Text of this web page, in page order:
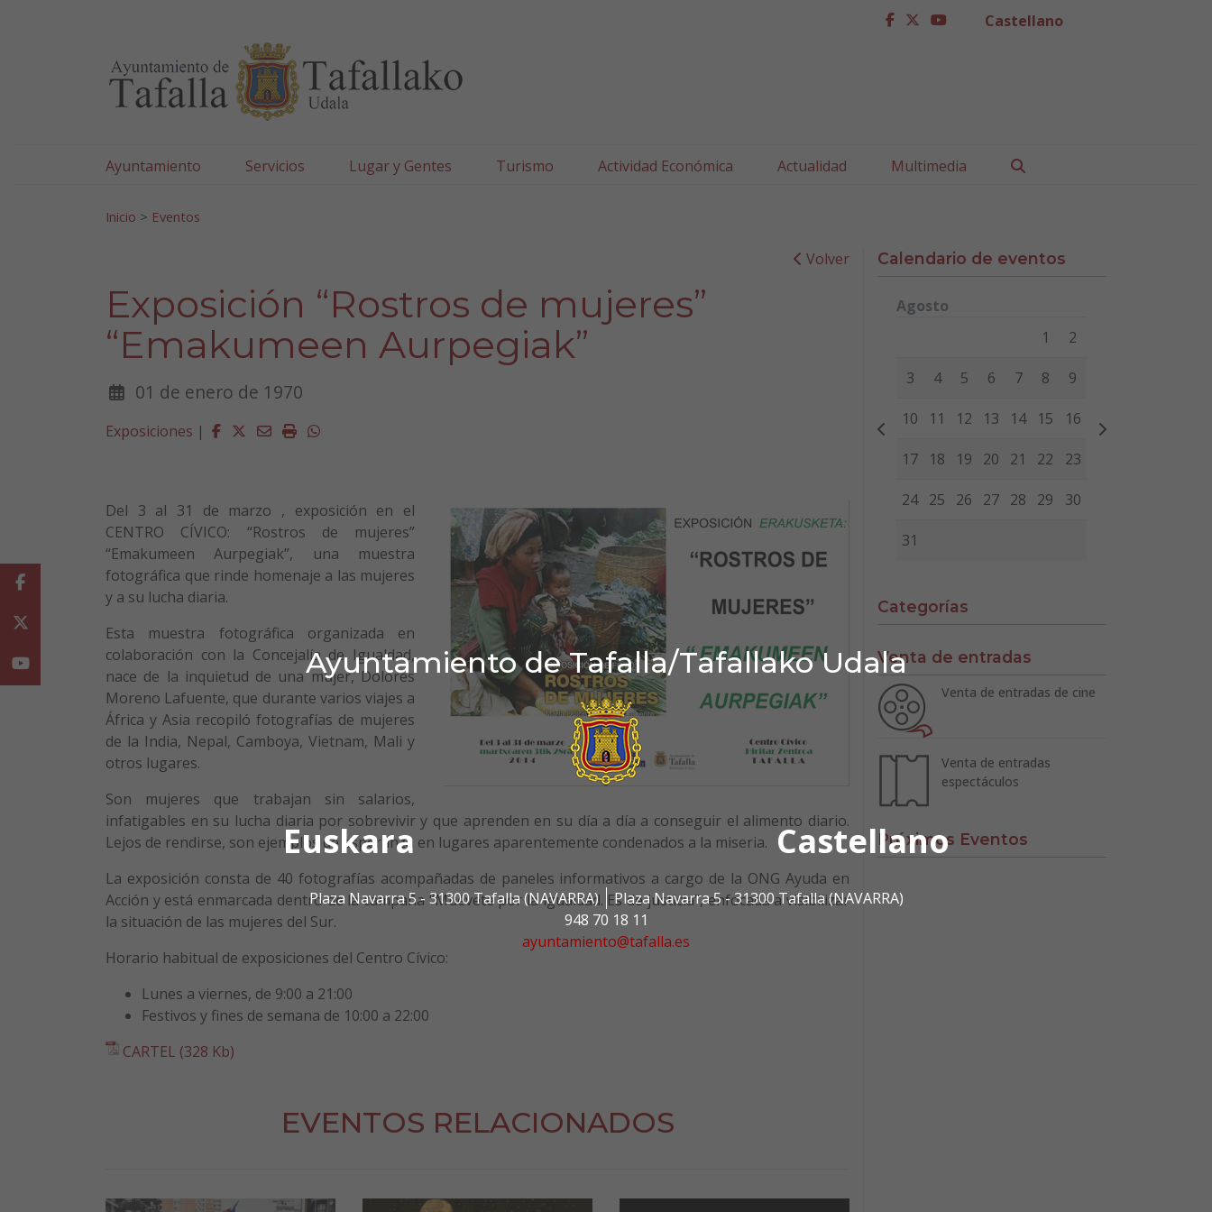
Ayuntamiento de Tafalla/Tafallako Udala
Euskara Castellano
Plaza Navarra 5 - 31300 Tafalla (NAVARRA)
Plaza Navarra 5 - 31300 Tafalla (NAVARRA)
948 70 18 11
ayuntamiento@tafalla.es
facebook
twitter
youtubeCastellano
Ayuntamiento Servicios Lugar y Gentes Turismo Actividad Económica Actualidad Multimedia
Inicio > Eventos
Volver
Exposición “Rostros de mujeres”
“Emakumeen Aurpegiak”
01 de enero de 1970
Exposiciones | Facebook
Twitter
EmailImprimirWhatsapp
Del 3 al 31 de marzo , exposición en el
CENTRO CÍVICO: “Rostros de mujeres”
“Emakumeen Aurpegiak”, una muestra
fotográfica que rinde homenaje a las mujeres
y a su lucha diaria.
Esta muestra fotográfica organizada en
colaboración con la Concejalía de Igualdad,
nace de la inquietud de una mujer, Dolores
Moreno Lafuente, que durante varios viajes a
África y Asia recopiló fotografías de mujeres
de la India, Nepal, Camboya, Vietnam, Mali y
otros lugares.
Son mujeres que trabajan sin salarios,
infatigables en su lucha diaria por sobrevivir y que aprenden en su día a día a conseguir el alimento diario.
Lejos de rendirse, son ejemplos de esperanza en lugares aparentemente condenados a la miseria.
La exposición consta de 40 fotografías acompañadas de paneles informativos a cargo de la ONG Ayuda en
Acción y está enmarcada dentro de la campaña “Muévete por la igualdad. Es de justicia”, enfocada a visibilizar
la situación de las mujeres del Sur.
Horario habitual de exposiciones del Centro Cívico:
Lunes a viernes, de 9:00 a 21:00
Festivos y fines de semana de 10:00 a 22:00
CARTEL (328 Kb)
EVENTOS RELACIONADOS
Calendario de eventos
Agosto
Miércoles Jueves
1 2
3 4 5 6 7 8 9
10 11 12 13 14 15 16
17 18 19 20 21 22 23
24 25 26 27 28 29 30
31
Categorías
Venta de entradas
Venta de entradas de cine
Venta de entradas
espectáculos
Próximos Eventos
Facebook
Youtube